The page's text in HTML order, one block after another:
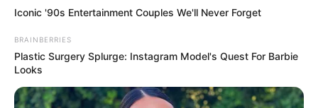
Iconic '90s Entertainment Couples We'll Never Forget
BRAINBERRIES
Plastic Surgery Splurge: Instagram Model's Quest For Barbie
Looks